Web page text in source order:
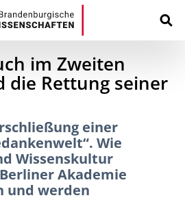
im Zweiten
die Rettung seiner
einer
Wie
Wissenskultur
Akademie
und werden